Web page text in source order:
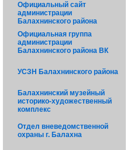
Официальный сайт
администрации
Балахнинского района
Официальная группа
администрации
Балахнинского района ВК
УСЗН Балахнинского района
Балахнинский музейный
историко-художественный
комплекс
Отдел вневедомственной
охраны г. Балахна